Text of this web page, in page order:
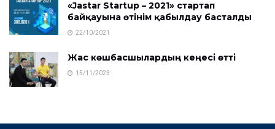
«Jastar Startup – 2021» стартап
байқауына өтінім қабылдау басталды
22/10/2021
Жас көшбасшылардың кеңесі өтті
15/11/2023